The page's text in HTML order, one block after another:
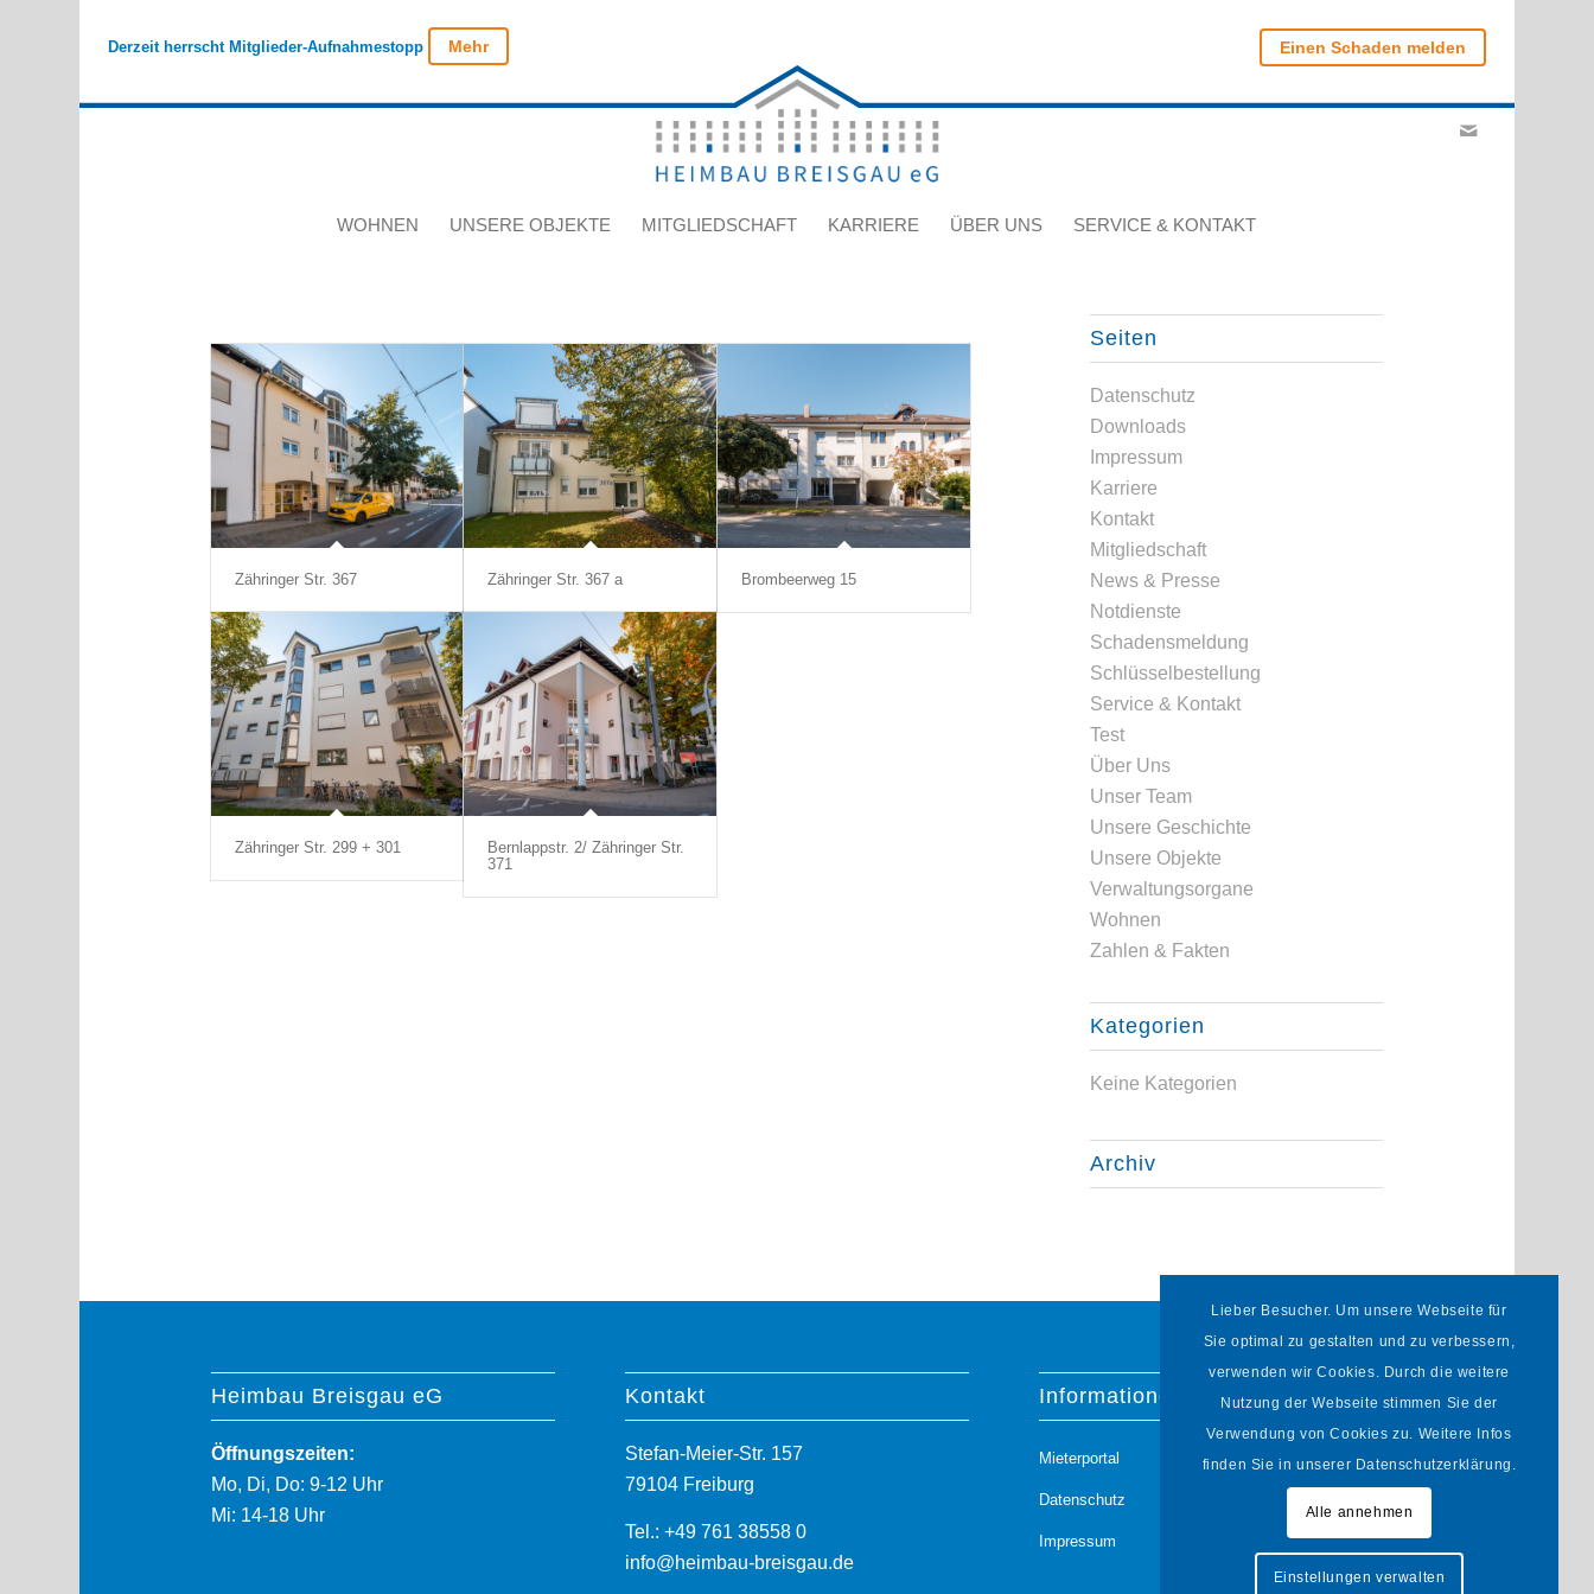
Einen Schaden melden
Derzeit herrscht Mitglieder-Aufnahmestopp Mehr
WOHNEN UNSERE OBJEKTE MITGLIEDSCHAFT KARRIERE ÜBER UNS SERVICE & KONTAKT
Zähringer Str. 367 Zähringer Str. 367 a Brombeerweg 15
Zähringer Str. 299 + 301
Bernlappstr. 2/ Zähringer Str.
371
Seiten
Datenschutz
Downloads
Impressum
Karriere
Kontakt
Mitgliedschaft
News & Presse
Notdienste
Schadensmeldung
Schlüsselbestellung
Service & Kontakt
Test
Über Uns
Unser Team
Unsere Geschichte
Unsere Objekte
Verwaltungsorgane
Wohnen
Zahlen & Fakten
Kategorien
Keine Kategorien
Archiv
Heimbau Breisgau eG
Öffnungszeiten:
Mo, Di, Do: 9-12 Uhr
Mi: 14-18 Uhr
Kontakt
Stefan-Meier-Str. 157
79104 Freiburg
Tel.: +49 761 38558 0
info@heimbau-breisgau.de
Informationen
Mieterportal
Datenschutz
Impressum
Lieber Besucher. Um unsere Webseite für
Sie optimal zu gestalten und zu verbessern,
verwenden wir Cookies. Durch die weitere
Nutzung der Webseite stimmen Sie der
Verwendung von Cookies zu. Weitere Infos
finden Sie in unserer Datenschutzerklärung.
Alle annehmen
Einstellungen verwalten